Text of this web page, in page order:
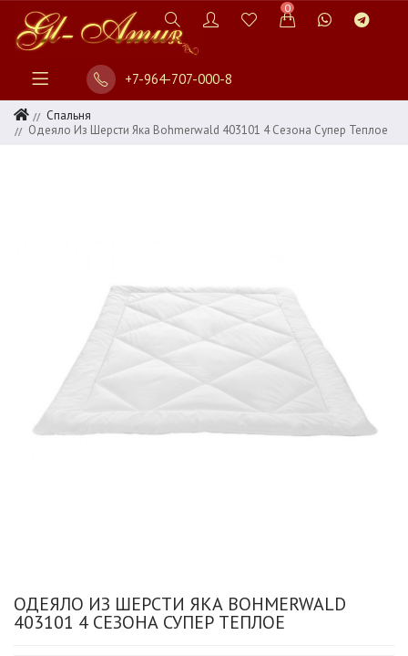
0
+7-964-707-000-8
Спальня
Одеяло Из Шерсти Яка Bohmerwald 403101 4 Сезона Супер Теплое
ОДЕЯЛО ИЗ ШЕРСТИ ЯКА BOHMERWALD
403101 4 СЕЗОНА СУПЕР ТЕПЛОЕ